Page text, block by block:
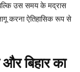
उस समय के मद्रास
करना ऐतिहासिक रूप से
और बिहार का